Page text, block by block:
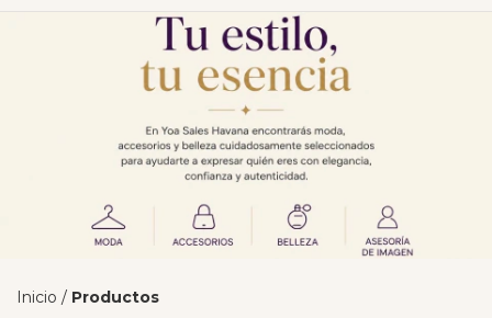
Inicio / Productos